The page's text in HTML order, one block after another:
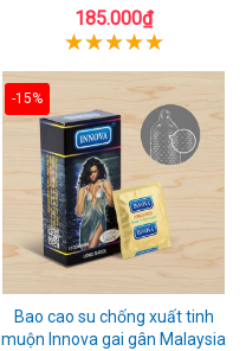
tăng khoái cảm
185.000₫
-15%
Bao cao su chống xuất tinh
muộn Innova gai gân Malaysia